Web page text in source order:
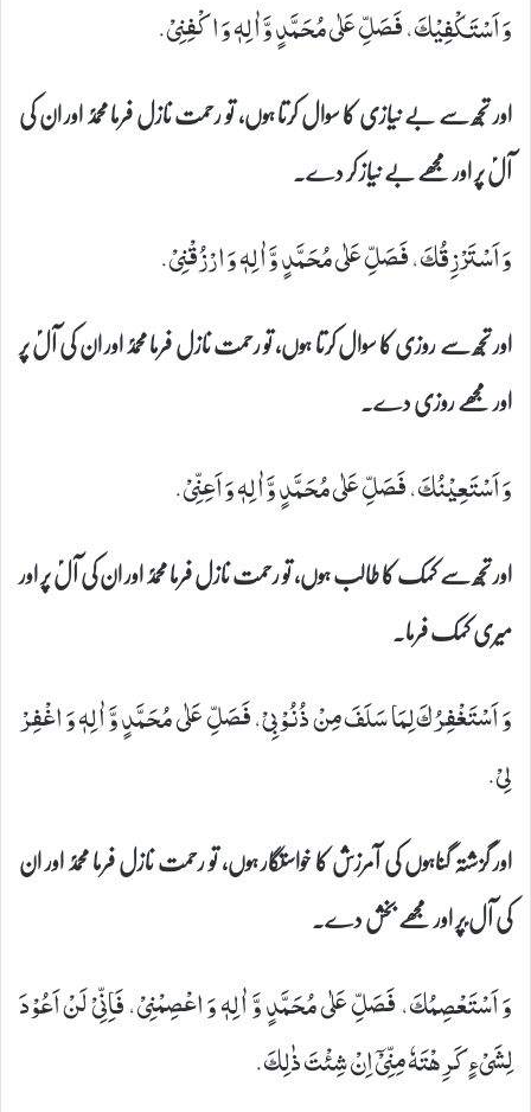
وَ اَسْتَكْفِیْكَ، فَصَلِّ عَلٰى مُحَمَّدٍ وَّ اٰلِهٖ وَ اكْفِنِیْ.
اور تجھ سے بے نیازی کا سوال کرتا ہوں، تو رحمت نازل فرما محمدؐ اور ان کی
آلؑ پر اور مجھے بے نیاز کر دے۔
وَ اَسْتَرْزِقُكَ، فَصَلِّ عَلٰى مُحَمَّدٍ وَّ اٰلِهٖ وَ ارْزُقْنِیْ.
اور تجھ سے روزی کا سوال کرتا ہوں، تو رحمت نازل فرما محمدؐ اور ان کی آلؑ پر
اور مجھے روزی دے۔
وَ اَسْتَعِیْنُكَ، فَصَلِّ عَلٰى مُحَمَّدٍ وَّ اٰلِهٖ وَ اَعِنِّیْ.
اور تجھ سے کمک کا طالب ہوں، تو رحمت نازل فرما محمدؐ اور ان کی آلؑ پر اور
میری کمک فرما۔
وَ اَسْتَغْفِرُكَ لِمَا سَلَفَ مِنْ ذُنُوْبِیْ، فَصَلِّ عَلٰى مُحَمَّدٍ وَّ اٰلِهٖ وَ اغْفِرْ
لِیْ.
اور گزشتہ گناہوں کی آمرزش کا خواستگار ہوں، تو رحمت نازل فرما محمدؐ اور ان
کی آل ؑپر اور مجھے بخش دے۔
وَ اَسْتَعْصِمُكَ، فَصَلِّ عَلٰى مُحَمَّدٍ وَّ اٰلِهٖ وَ اعْصِمْنِیْ، فَاِنِّیْ لَنْ اَعُوْدَ
لِشَیْ‏ءٍ كَرِهْتَهٗ مِنِّیْۤ اِنْ شِئْتَ ذٰلِكَ.